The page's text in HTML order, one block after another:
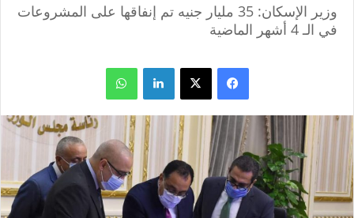
وزير الإسكان: 35 مليار جنيه تم إنفاقها على المشروعات
في الـ 4 أشهر الماضية
فيسبوك X لينكدإن